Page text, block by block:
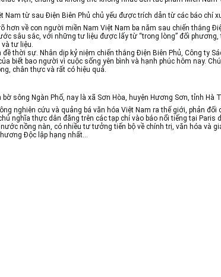
Nam từ sau Điện Biên Phủ chủ yếu được trích dẫn từ các báo chí
về con người miền Nam Việt Nam ba năm sau chiến thắng
sâu sắc, với những tư liệu được lấy từ “trong lòng” đối
tư liệu.
thời sự. Nhân dịp kỷ niệm chiến thắng Điện Biên Phủ, Công ty
biết bao người vì cuộc sống yên bình và hạnh phúc hôm nay.
chân thực và rất có hiệu quả.
sông Ngàn Phố, nay là xã Sơn Hòa, huyện Hương Sơn, tỉnh
nghiên cứu và quảng bá văn hóa Việt Nam ra thế giới, phản
nghĩa thực dân đăng trên các tạp chí vào báo nổi tiếng tại Paris
nồng nàn, có nhiều tư tưởng tiến bộ về chính trị, văn hóa và
Độc lập hạng nhất…